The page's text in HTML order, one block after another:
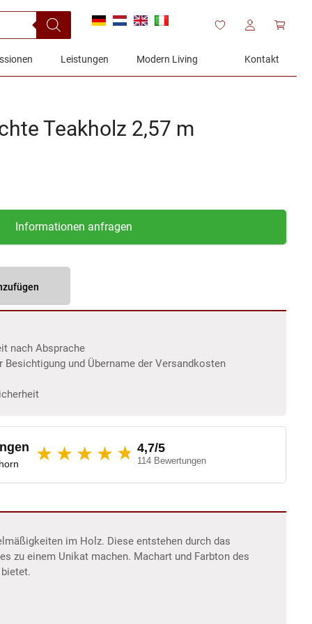
Leistungen Modern Living Kontakt
Teakholz 2,57 m
Informationen anfragen
nach Absprache
Besichtigung und Übername der Versandkosten
★★★★ ★ 4,7/5
114 Bewertungen
im Holz. Diese entstehen durch das
zu einem Unikat machen. Machart und Farbton des